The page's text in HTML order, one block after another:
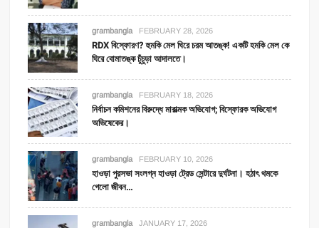
grambangla FEBRUARY 28, 2026
RDX বিস্ফোরণ? হুমকি মেল ঘিরে চরম আতঙ্ক! একটি হমকি মেল কে
ঘিরে বোমাতঙ্ক চুঁচুড়া আদালতে।
grambangla FEBRUARY 18, 2026
নির্বাচন কমিশনের বিরুদ্ধে মারাত্মক অভিযোগ; বিস্ফোরক অভিযোগ
অভিষেকের।
grambangla FEBRUARY 10, 2026
হাওড়া পুরসভা সংলগ্ন হাওড়া ট্রেড সেন্টারে দুর্ঘটনা। হঠাৎ থমকে
গেলো জীবন…
grambangla JANUARY 17, 2026